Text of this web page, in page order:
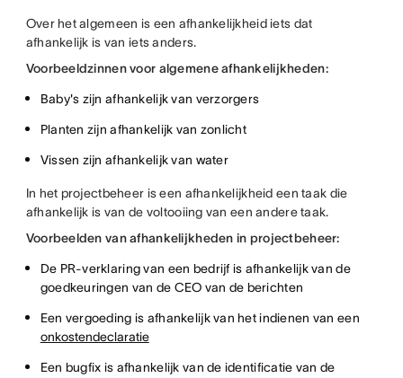
Over het algemeen is een afhankelijkheid iets dat
afhankelijk is van iets anders.
Voorbeeldzinnen voor algemene afhankelijkheden:
Baby's zijn afhankelijk van verzorgers
Planten zijn afhankelijk van zonlicht
Vissen zijn afhankelijk van water
In het projectbeheer is een afhankelijkheid een taak die
afhankelijk is van de voltooiing van een andere taak.
Voorbeelden van afhankelijkheden in projectbeheer:
De PR-verklaring van een bedrijf is afhankelijk van de
goedkeuringen van de CEO van de berichten
Een vergoeding is afhankelijk van het indienen van een
onkostendeclaratie
Een bugfix is afhankelijk van de identificatie van de